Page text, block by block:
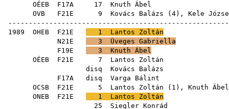
OÉEB F17A 17
Knuth Ábel
OVB F21E 9 Kovács Balázs ( 4), Kele
1989 OHEB F21E 1
Lantos Zoltán
N21E
3
Üveges Gabriella
F19E
3
Knuth Ábel
OÉEB F21E 7
Lantos Zoltán
disq
Kovács Balázs
F17A disq
Varga Bálint
OCSB F21E 5 Lantos Zoltán ( 1 ), Knuth Ábel
ONEB F21E 1
Lantos Zoltán
25
Siegler Konrád